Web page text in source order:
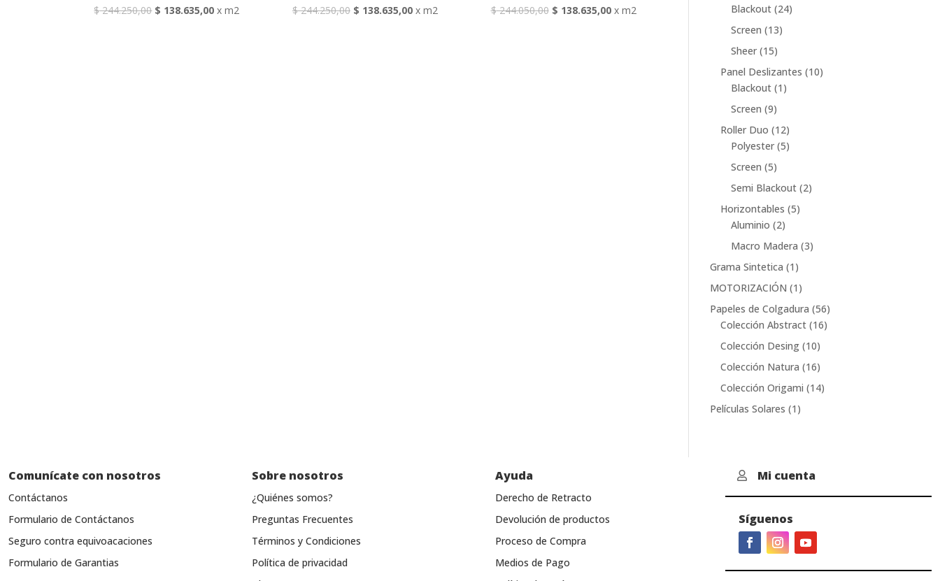
$244.250,00 $ 138.635,00 x m2 $244.250,00 $ 138.635,00x m2 $244.050,00 $ 138.635,00x m2
productos
Blackout 2424
Screen 1313
Sheer 1515
productos
Panel Deslizantes 1010
Blackout 1 1
Screen 99
productos
Roller Duo 1212
productos
Polyester 55
Screen 55
productos
Semi Blackout 22
Horizontables 55
Aluminio 22
productos
Macro Madera 33
Grama Sintetica 1 1
producto
MOTORIZACIÓN 1 1
producto
Papeles de Colgadura 5656
productos
Colección Abstract 1616
Colección Desing 1010
productos
Colección Natura 1616
productos
Colección Origami 1414
Películas Solares 1 1
Comunícate con nosotros
Contáctanos
Formulario de Contáctanos
Seguro contra equivoacaciones
Formulario de Garantias
Sobre nosotros
¿Quiénes somos?
Preguntas Frecuentes
Términos y Condiciones
Política de privacidad
Ayuda
Derecho de Retracto
Devolución de productos
Proceso de Compra
Medios de Pago
 Mi cuenta
Síguenos